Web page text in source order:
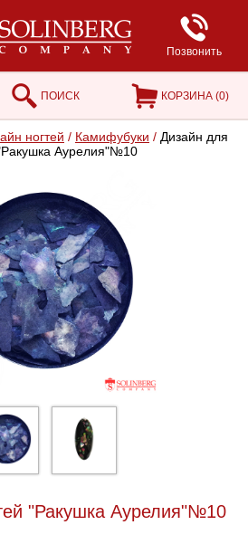
Позвонить
ПОИСК КОРЗИНА (0)
ногтей / Камифубуки / Дизайн для
Аурелия"№10
"Ракушка Аурелия"№10